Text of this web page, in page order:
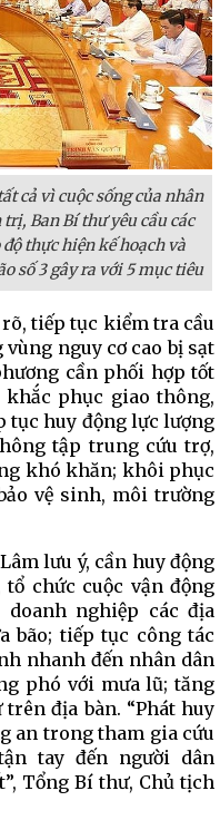
cả vì cuộc sống của nhân
Ban Bí thư yêu cầu các
thực hiện kế hoạch và
số 3 gây ra với 5 mục tiêu
tiếp tục kiểm tra cầu
nguy cơ cao bị sạt
cần phối hợp tốt
phục giao thông,
tục huy động lực lượng
tập trung cứu trợ,
khó khăn; khôi phục
vệ sinh, môi trường
lưu ý, cần huy động
chức cuộc vận động
nghiệp các địa
bão; tiếp tục công tác
nhanh đến nhân dân
phó với mưa lũ; tăng
địa bàn. “Phát huy
an trong tham gia cứu
tay đến người dân
Tổng Bí thư, Chủ tịch